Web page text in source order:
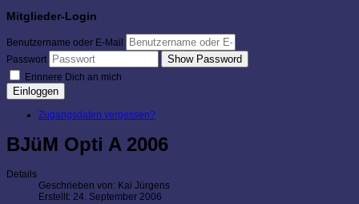
Mitglieder-Login
Benutzername oder E-Mail
Passwort
Show Password
Erinnere Dich an mich
Einloggen
Zugangsdaten vergessen?
BJüM Opti A 2006
Details
Geschrieben von: Kai Jürgens
Erstellt: 24. September 2006